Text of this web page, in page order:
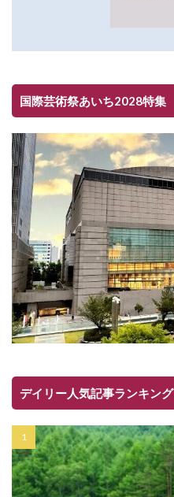
国際芸術祭あいち2028特集
デイリー人気記事ランキング